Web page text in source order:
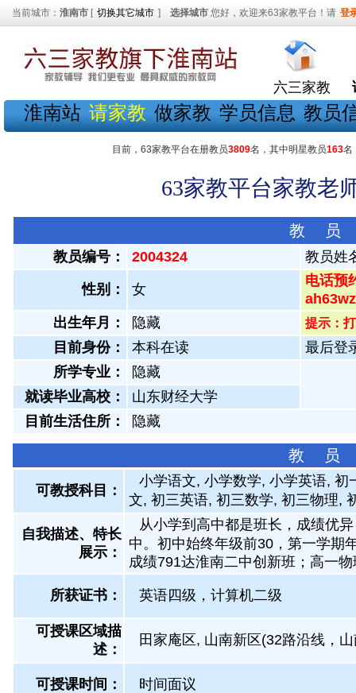
当前城市： 淮南市 [ 切换其它城市 ] 选择城市 您好，欢迎来63家教平台！请 登
六三家教
淮南站 请家教 做家教 学员信息 教员
目前，63家教平台在册教员3809名，其中明星教员163名
63家教平台家教老
教 员
教员编号： 2004324 教员姓
性别： 女
电话预
出生年月：
隐藏 提示：
目前身份： 本科在读
最后登
所学专业：
隐藏
就读毕业高校：
山东财经大学
目前生活住所：
隐藏
教 员
可教授科目：
小学语文, 小学数学, 小学英语,
文, 初三英语, 初三数学, 初三物理,
自我描述、特长
展示 ：
从小学到高中都是班长，成绩优
中。初中始终年级前30，第一学期
成绩791达淮南二中创新班；高一
所获证书 ： 英语四级，计算机二级
可授课区域描
述：
田家庵区, 山南新区(32路沿线，
可授课时间： 时间面议